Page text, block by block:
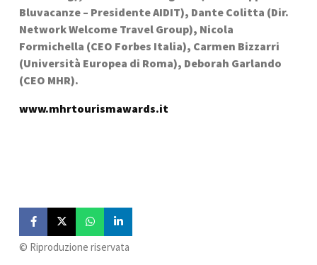
Bluvacanze – Presidente AIDIT), Dante Colitta (Dir.
Network Welcome Travel Group), Nicola
Formichella (CEO Forbes Italia), Carmen Bizzarri
(Università Europea di Roma), Deborah Garlando
(CEO MHR).
www.mhrtourismawards.it
©️ Riproduzione riservata